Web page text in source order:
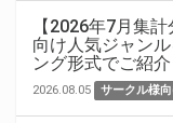
【2026年7月集
向け人気ジャン
ング形式でご紹介
2026.08.05 サークル様